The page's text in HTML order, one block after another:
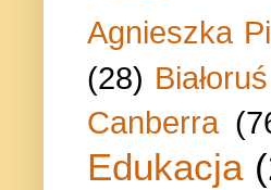
Agnieszka
(28) Białoruś
Canberra
Edukacja